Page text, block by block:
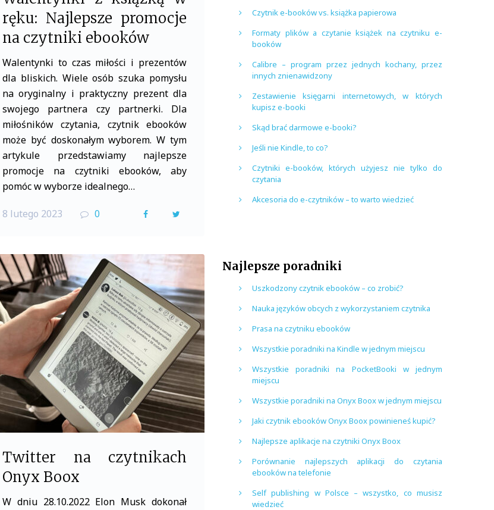
ręku: Najlepsze promocje
na czytniki ebooków
Walentynki to czas miłości i prezentów
dla bliskich. Wiele osób szuka pomysłu
na oryginalny i praktyczny prezent dla
swojego partnera czy partnerki. Dla
miłośników czytania, czytnik ebooków
może być doskonałym wyborem. W tym
artykule przedstawiamy najlepsze
promocje na czytniki ebooków, aby
pomóc w wyborze idealnego…
8 lutego 2023 0
F
c
b
o
o
i
t
e
r
Twitter na czytnikach
Onyx Boox
W dniu 28.10.2022 Elon Musk dokonał
Czytnik e-booków vs. książka papierowa
Formaty plików a czytanie książek na czytniku e-
booków
Calibre – program przez jednych kochany, przez
innych znienawidzony
Zestawienie księgarni internetowych, w których
kupisz e-booki
Skąd brać darmowe e-booki?
Jeśli nie Kindle, to co?
Czytniki e-booków, których użyjesz nie tylko do
czytania
Akcesoria do e-czytników – to warto wiedzieć
Najlepsze poradniki
Uszkodzony czytnik ebooków – co zrobić?
Nauka języków obcych z wykorzystaniem czytnika
Prasa na czytniku ebooków
Wszystkie poradniki na Kindle w jednym miejscu
Wszystkie poradniki na PocketBooki w jednym
miejscu
Wszystkie poradniki na Onyx Boox w jednym miejscu
Jaki czytnik ebooków Onyx Boox powinieneś kupić?
Najlepsze aplikacje na czytniki Onyx Boox
Porównanie najlepszych aplikacji do czytania
ebooków na telefonie
Self publishing w Polsce – wszystko, co musisz
wiedzieć